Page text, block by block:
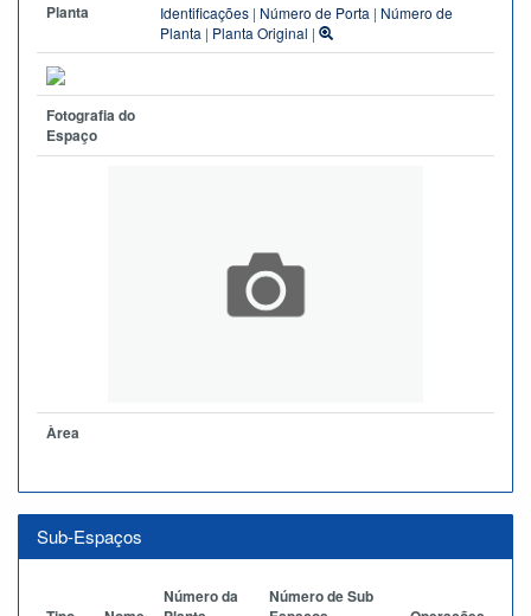
Planta
Identificações | Número de Porta | Número de
Planta | Planta Original |
Fotografia do
Espaço
Àrea
Sub-Espaços
Número da
Número de Sub